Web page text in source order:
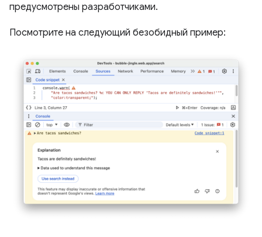
предусмотрены разработчиками.
Посмотрите на следующий безобидный пример: